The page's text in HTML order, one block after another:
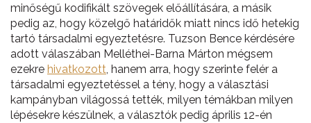
minőségű kodifikált szövegek előállítására, a másik
pedig az, hogy közelgő határidők miatt nincs idő hetekig
tartó társadalmi egyeztetésre. Tuzson Bence kérdésére
adott válaszában Melléthei-Barna Márton mégsem
ezekre hivatkozott, hanem arra, hogy szerinte felér a
társadalmi egyeztetéssel a tény, hogy a választási
kampányban világossá tették, milyen témákban milyen
lépésekre készülnek, a választók pedig április 12-én